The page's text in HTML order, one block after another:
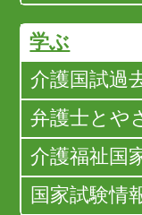
学ぶ
介護国試過
弁護士とや
介護福祉国
国家試験情